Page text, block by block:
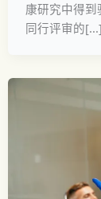
康研究中得
同行评审的